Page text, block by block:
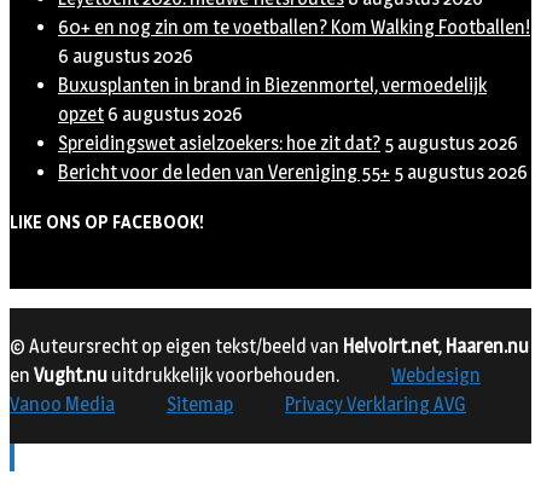
60+ en nog zin om te voetballen? Kom Walking Footballen!
6 augustus 2026
Buxusplanten in brand in Biezenmortel, vermoedelijk
opzet 6 augustus 2026
Spreidingswet asielzoekers: hoe zit dat? 5 augustus 2026
Bericht voor de leden van Vereniging 55+ 5 augustus 2026
LIKE ONS OP FACEBOOK!
© Auteursrecht op eigen tekst/beeld van Helvoirt.net, Haaren.nu
en Vught.nu uitdrukkelijk voorbehouden.
Webdesign
Vanoo Media
Sitemap Privacy Verklaring AVG